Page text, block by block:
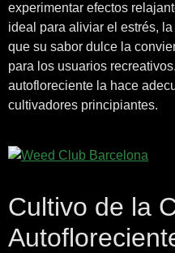
experimentar efectos
ideal para aliviar el estrés,
que su sabor dulce la
para los usuarios
autofloreciente la hace
cultivadores principiantes.
Cultivo de la